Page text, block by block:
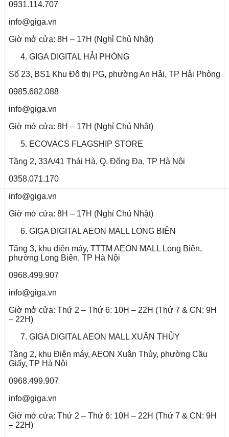
0931.114.707
info@giga.vn
Giờ mở cửa: 8H – 17H (Nghỉ Chủ Nhật)
GIGA DIGITAL HẢI PHÒNG
Số 23, BS1 Khu Đô thị PG, phường An Hải, TP Hải Phòng
0985.682.088
info@giga.vn
Giờ mở cửa: 8H – 17H (Nghỉ Chủ Nhật)
ECOVACS FLAGSHIP STORE
Tầng 2, 33A/41 Thái Hà, Q. Đống Đa, TP Hà Nội
0358.071.170
info@giga.vn
Giờ mở cửa: 8H – 17H (Nghỉ Chủ Nhật)
GIGA DIGITAL AEON MALL LONG BIÊN
Tầng 3, khu điện máy, TTTM AEON MALL Long Biên,
phường Long Biên, TP Hà Nội
0968.499.907
info@giga.vn
Giờ mở cửa: Thứ 2 – Thứ 6: 10H – 22H (Thứ 7 & CN: 9H
– 22H)
GIGA DIGITAL AEON MALL XUÂN THỦY
Tầng 2, khu Điện máy, AEON Xuân Thủy, phường Cầu
Giấy, TP Hà Nội
0968.499.907
info@giga.vn
Giờ mở cửa: Thứ 2 – Thứ 6: 10H – 22H (Thứ 7 & CN: 9H
– 22H)